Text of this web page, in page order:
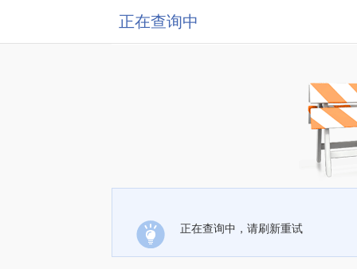
正在查询中
正在查询中，请刷新重试